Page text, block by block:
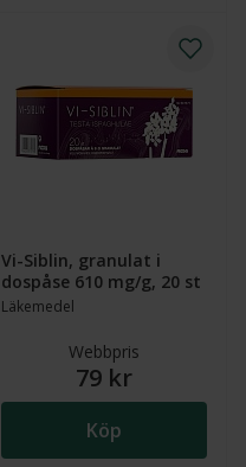
Vi-Siblin, granulat i
dospåse 610 mg/g, 20 st
Läkemedel
Webbpris
79 kr
Köp